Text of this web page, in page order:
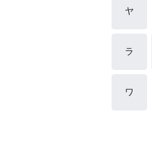
ヤ
ラ
ワ